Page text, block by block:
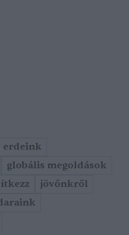
erdeink
globális megoldások
jövőnkről